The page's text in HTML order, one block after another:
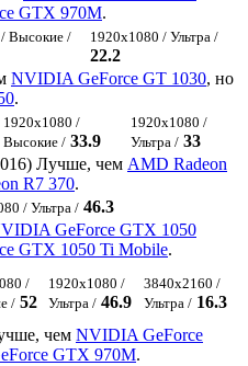
GTX 970M.
Высокие / 1920x1080 / Ультра /
22.2
NVIDIA GeForce GT 1030, но
.
1920x1080 /
Высокие / 33.9
1920x1080 /
Ультра / 33
Лучше, чем AMD Radeon
R7 370.
/ Ультра / 46.3
GeForce GTX 1050
GTX 1050 Ti Mobile.
/
/ 52
1920x1080 /
Ультра / 46.9
3840x2160 /
Ультра / 16.3
чем NVIDIA GeForce
GTX 970M.